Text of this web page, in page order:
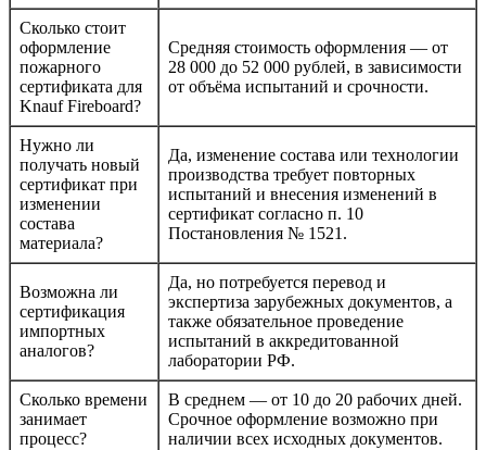
Сколько стоит
оформление
пожарного
сертификата для
Knauf Fireboard?
Средняя стоимость оформления — от
28 000 до 52 000 рублей, в зависимости
от объёма испытаний и срочности.
Нужно ли
получать новый
сертификат при
изменении
состава
материала?
Да, изменение состава или технологии
производства требует повторных
испытаний и внесения изменений в
сертификат согласно п. 10
Постановления № 1521.
Возможна ли
сертификация
импортных
аналогов?
Да, но потребуется перевод и
экспертиза зарубежных документов, а
также обязательное проведение
испытаний в аккредитованной
лаборатории РФ.
Сколько времени
занимает
процесс?
В среднем — от 10 до 20 рабочих дней.
Срочное оформление возможно при
наличии всех исходных документов.